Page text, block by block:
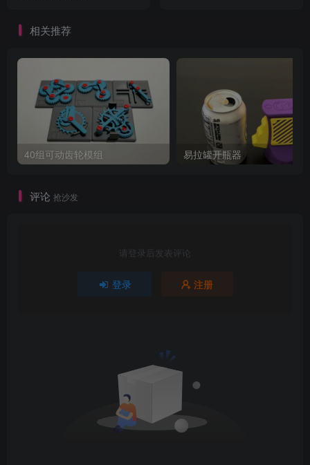
相关推荐
40组可动齿轮模组 易拉罐开瓶器
评论 抢沙发
请登录后发表评论
登录 注册